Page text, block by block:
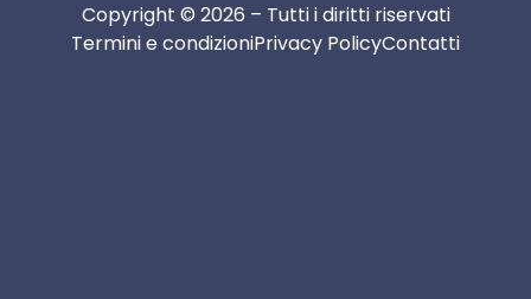
Copyright © 2026 – Tutti i diritti riservati
Termini e condizioniPrivacy PolicyContatti